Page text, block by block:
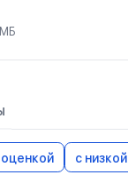
МБ
с